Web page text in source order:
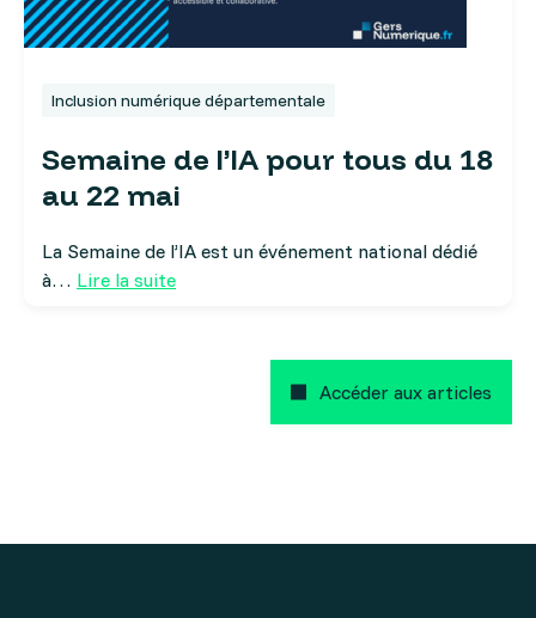
Inclusion numérique départementale
Semaine de l’IA pour tous du 18
au 22 mai
La Semaine de l’IA est un événement national dédié
à… Lire la suite
Accéder aux articles